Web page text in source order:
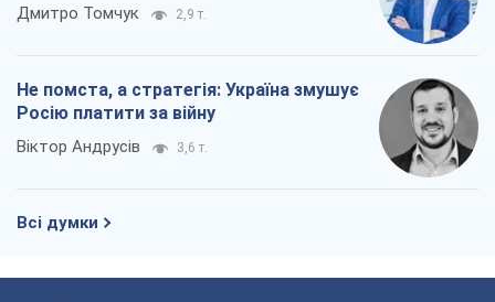
Дмитро Томчук 2,9 т.
Не помста, а стратегія: Україна змушує
Росію платити за війну
Віктор Андрусів 3,6 т.
Всі думки